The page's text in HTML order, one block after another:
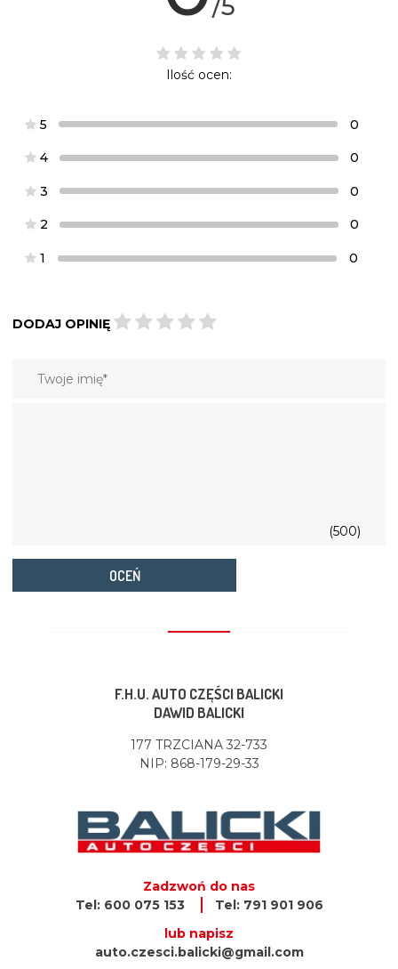
/5
Ilość ocen:
5 0
4 0
3 0
2 0
1 0
DODAJ OPINIĘ
(500)
OCEŃ
F.H.U. AUTO CZĘŚCI BALICKI
DAWID BALICKI
177 TRZCIANA 32-733
NIP: 868-179-29-33
Zadzwoń do nas
Tel: 600 075 153
Tel: 791 901 906
lub napisz
auto.czesci.balicki@gmail.com